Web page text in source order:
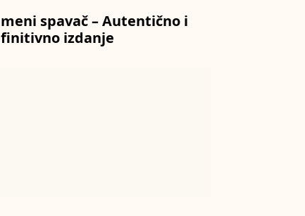
spavač – Autentično i
izdanje